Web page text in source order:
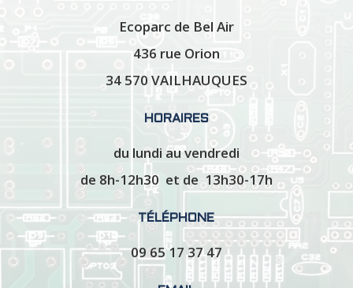
Ecoparc de Bel Air
436 rue Orion
34 570 VAILHAUQUES
HORAIRES
du lundi au vendredi
de 8h-12h30 et de 13h30-17h
TÉLÉPHONE
09 65 17 37 47